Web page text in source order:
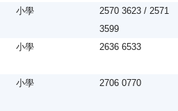
小學
2570 3623 / 2571
3599
小學 2636 6533
小學 2706 0770